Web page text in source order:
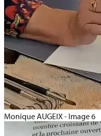
Monique AUGEIX - Image 6